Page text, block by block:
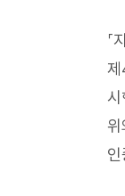
「
제
위